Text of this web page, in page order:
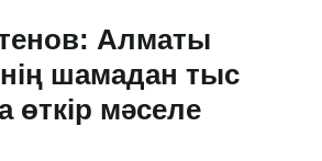
Алматы
шамадан тыс
өткір мәселе